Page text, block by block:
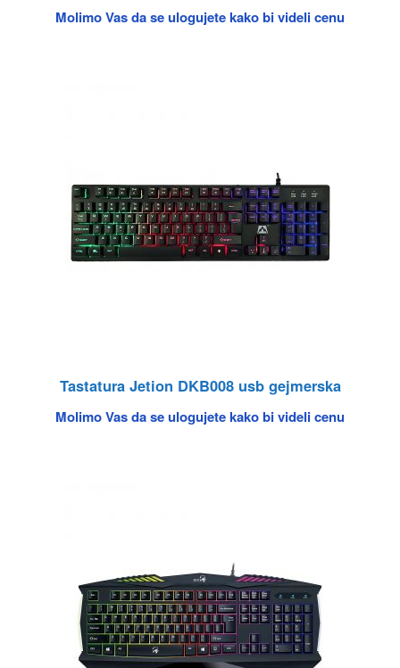
Molimo Vas da se ulogujete kako bi videli cenu
Tastatura Jetion DKB008 usb gejmerska
Molimo Vas da se ulogujete kako bi videli cenu